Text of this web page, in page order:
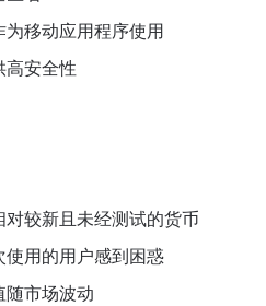
为移动应用程序使用
高安全性
对较新且未经测试的货币
使用的用户感到困惑
随市场波动